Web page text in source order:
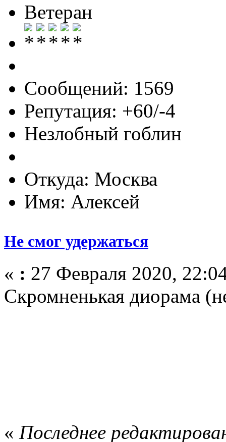
Ветеран
Сообщений: 1569
Репутация: +60/-4
Незлобный гоблин
Откуда: Москва
Имя: Алексей
Не смог удержаться
« : 27 Февраля 2020,
Скромненькая диорама
« Последнее